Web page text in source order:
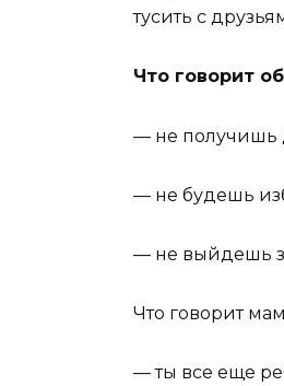
тусить с
Что говорит
— не получишь
— не будешь
— не выйдешь
Что говорит
— ты все еще